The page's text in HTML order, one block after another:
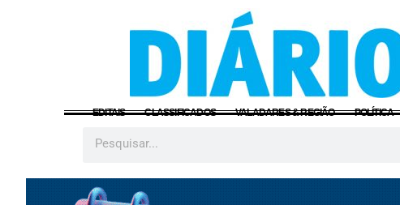
EDITAIS CLASSIFICADOS VALADARES & REGIÃO POLÍTICA